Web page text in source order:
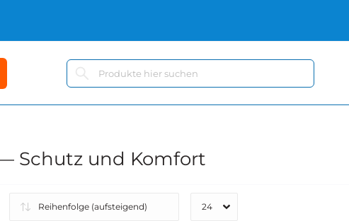
Schutz und Komfort